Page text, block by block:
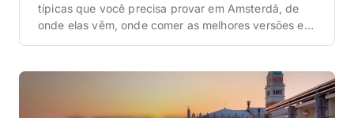
típicas que você precisa provar em Amsterdã, de
onde elas vêm, onde comer as melhores versões e
feita para aquecer o corpo nos dias frios e ventosos